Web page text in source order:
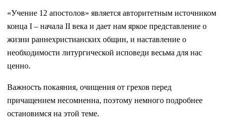
«Учение 12 апостолов» является авторитетным источником
конца I – начала II века и дает нам яркое представление о
жизни раннехристианских общин, и наставление о
необходимости литургической исповеди весьма для нас
ценно.
Важность покаяния, очищения от грехов перед
причащением несомненна, поэтому немного подробнее
остановимся на этой теме.